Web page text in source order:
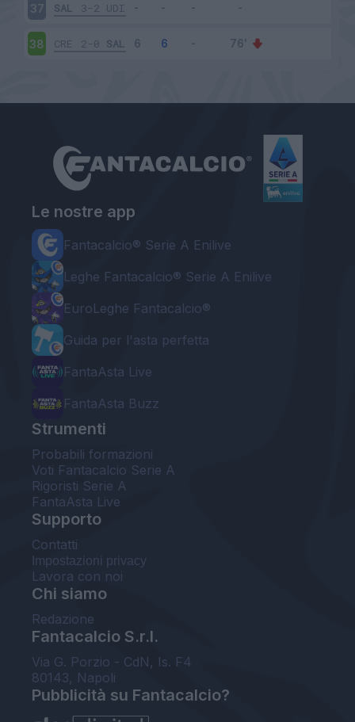
37 SAL 3-2 UDI
38 CRE 2-0 SAL
Le nostre app
Fantacalcio® Serie A Enilive
Leghe Fantacalcio® Serie A Enilive
EuroLeghe Fantacalcio®
Guida per l'asta perfetta
FantaAsta Live
FantaAsta Buzz
Strumenti
Probabili formazioni
Voti Fantacalcio Serie A
Rigoristi Serie A
FantaAsta Live
Supporto
Contatti
Impostazioni privacy
Lavora con noi
Chi siamo
Redazione
Fantacalcio S.r.l.
Via G. Porzio - CdN, Is. F4
80143, Napoli
Pubblicità su Fantacalcio?